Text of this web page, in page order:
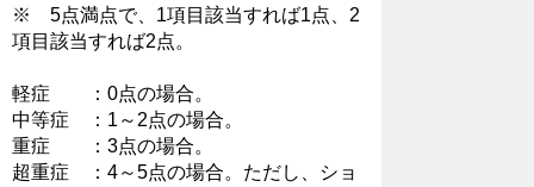
※ 5点満点で、1項目該当すれば1点、2
項目該当すれば2点。
軽症 ：0点の場合。
中等症 ：1～2点の場合。
重症 ：3点の場合。
超重症 ：4～5点の場合。ただし、ショ